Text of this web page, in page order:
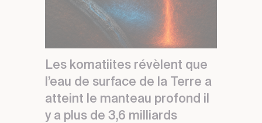
Les komatiites révèlent que
l’eau de surface de la Terre a
atteint le manteau profond il
y a plus de 3,6 milliards